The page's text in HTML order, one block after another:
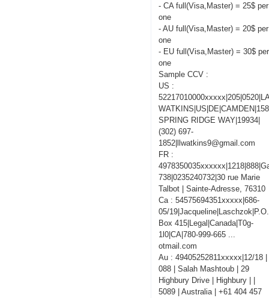
- CA full(Visa,Master) = 25$ per
one
- AU full(Visa,Master) = 20$ per
one
- EU full(Visa,Master) = 30$ per
one
Sample CCV :
US :
WATKINS|US|DE|CAMDEN|158
SPRING RIDGE WAY|19934|
(302) 697-
1852|llwatkins9@gmail.com
FR :
738|0235240732|30 rue Marie
Talbot | Sainte-Adresse, 76310
Ca : 54575694351xxxxx|686-
05/19|Jacqueline|Laschzok|P.O.
Box 415|Legal|Canada|T0g-
1l0|CA|780-999-665 ...
otmail.com
Au : 49405252811xxxxx|12/18 |
088 | Salah Mashtoub | 29
Highbury Drive | Highbury | |
5089 | Australia | +61 404 457